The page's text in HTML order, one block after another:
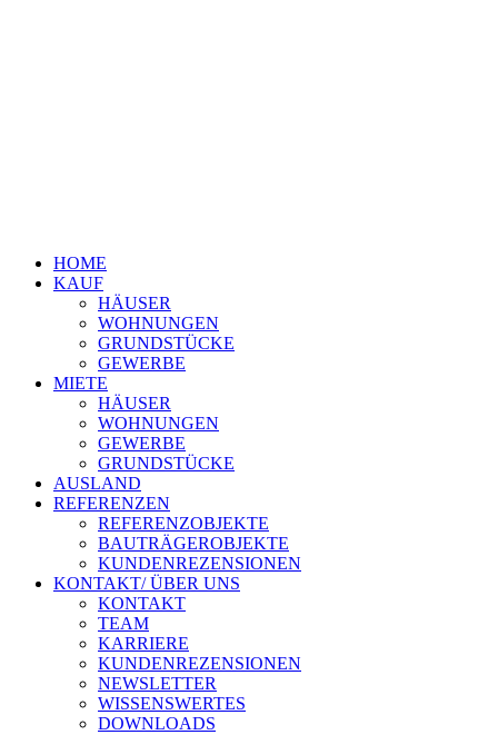
HOME
KAUF
HÄUSER
WOHNUNGEN
GRUNDSTÜCKE
GEWERBE
MIETE
HÄUSER
WOHNUNGEN
GEWERBE
GRUNDSTÜCKE
AUSLAND
REFERENZEN
REFERENZOBJEKTE
BAUTRÄGEROBJEKTE
KUNDENREZENSIONEN
KONTAKT/ ÜBER UNS
KONTAKT
TEAM
KARRIERE
KUNDENREZENSIONEN
NEWSLETTER
WISSENSWERTES
DOWNLOADS